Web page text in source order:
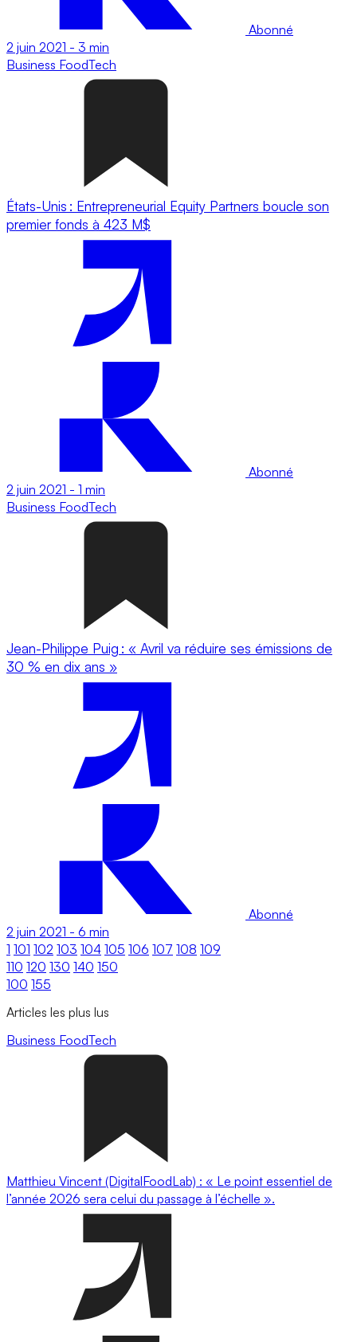
Abonné
2 juin 2021 - 3 min
Business FoodTech
États-Unis : Entrepreneurial Equity Partners boucle son
premier fonds à 423 M$
Abonné
2 juin 2021 - 1 min
Business FoodTech
Jean-Philippe Puig : « Avril va réduire ses émissions de
30 % en dix ans »
Abonné
2 juin 2021 - 6 min
1 101 102 103 104 105 106 107 108 109
110 120 130 140 150
100 155
Articles les plus lus
Business FoodTech
Matthieu Vincent (DigitalFoodLab) : « Le point essentiel de
l’année 2026 sera celui du passage à l’échelle ».